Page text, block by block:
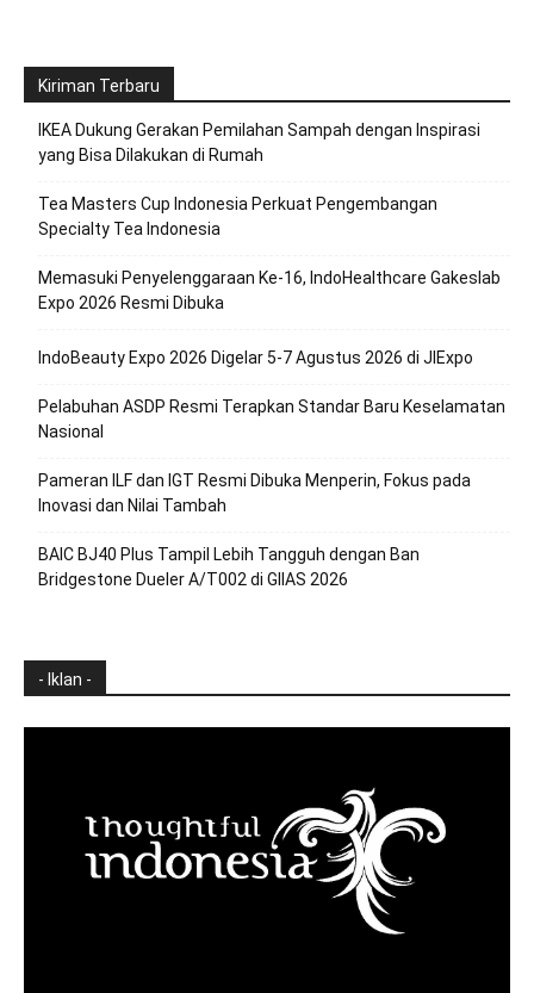
Kiriman Terbaru
IKEA Dukung Gerakan Pemilahan Sampah dengan Inspirasi
yang Bisa Dilakukan di Rumah
Tea Masters Cup Indonesia Perkuat Pengembangan
Specialty Tea Indonesia
Memasuki Penyelenggaraan Ke-16, IndoHealthcare Gakeslab
Expo 2026 Resmi Dibuka
IndoBeauty Expo 2026 Digelar 5-7 Agustus 2026 di JIExpo
Pelabuhan ASDP Resmi Terapkan Standar Baru Keselamatan
Nasional
Pameran ILF dan IGT Resmi Dibuka Menperin, Fokus pada
Inovasi dan Nilai Tambah
BAIC BJ40 Plus Tampil Lebih Tangguh dengan Ban
Bridgestone Dueler A/T002 di GIIAS 2026
- Iklan -